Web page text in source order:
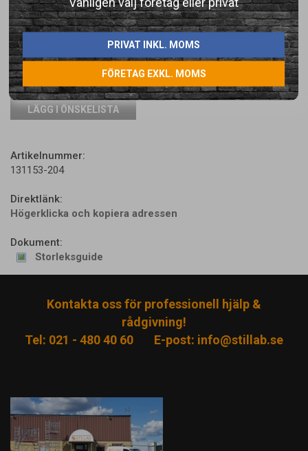
PRIVAT INKL. MOMS
FÖRETAG EXKL. MOMS
LÄGG I ÖNSKELISTA
Artikelnummer:
131153-204
Direktlänk:
Högerklicka och kopiera adressen
Dokument:
Storleksguide
Kontakta oss för professionell hjälp &
rådgivning!
Tel: 021 - 480 40 60
E-post: info@stillab.se